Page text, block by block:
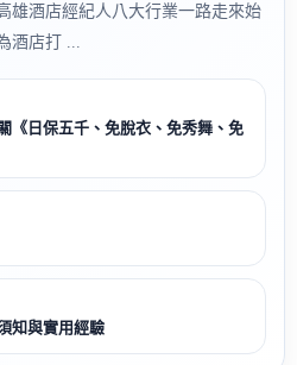
雄酒店經紀人八大行業一路走來始
酒店打 ...
《日保五千、免脫衣、免秀舞、免
知與實用經驗